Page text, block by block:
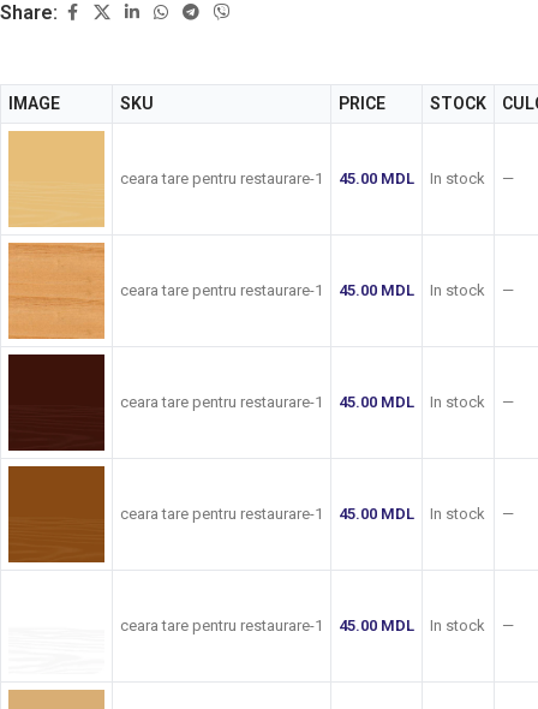
Share:
IMAGE SKU PRICE STOCK
ceara tare pentru restaurare-1 45.00 MDL In stock —
ceara tare pentru restaurare-1 45.00 MDL In stock —
ceara tare pentru restaurare-1 45.00 MDL In stock —
ceara tare pentru restaurare-1 45.00 MDL In stock —
ceara tare pentru restaurare-1 45.00 MDL In stock —